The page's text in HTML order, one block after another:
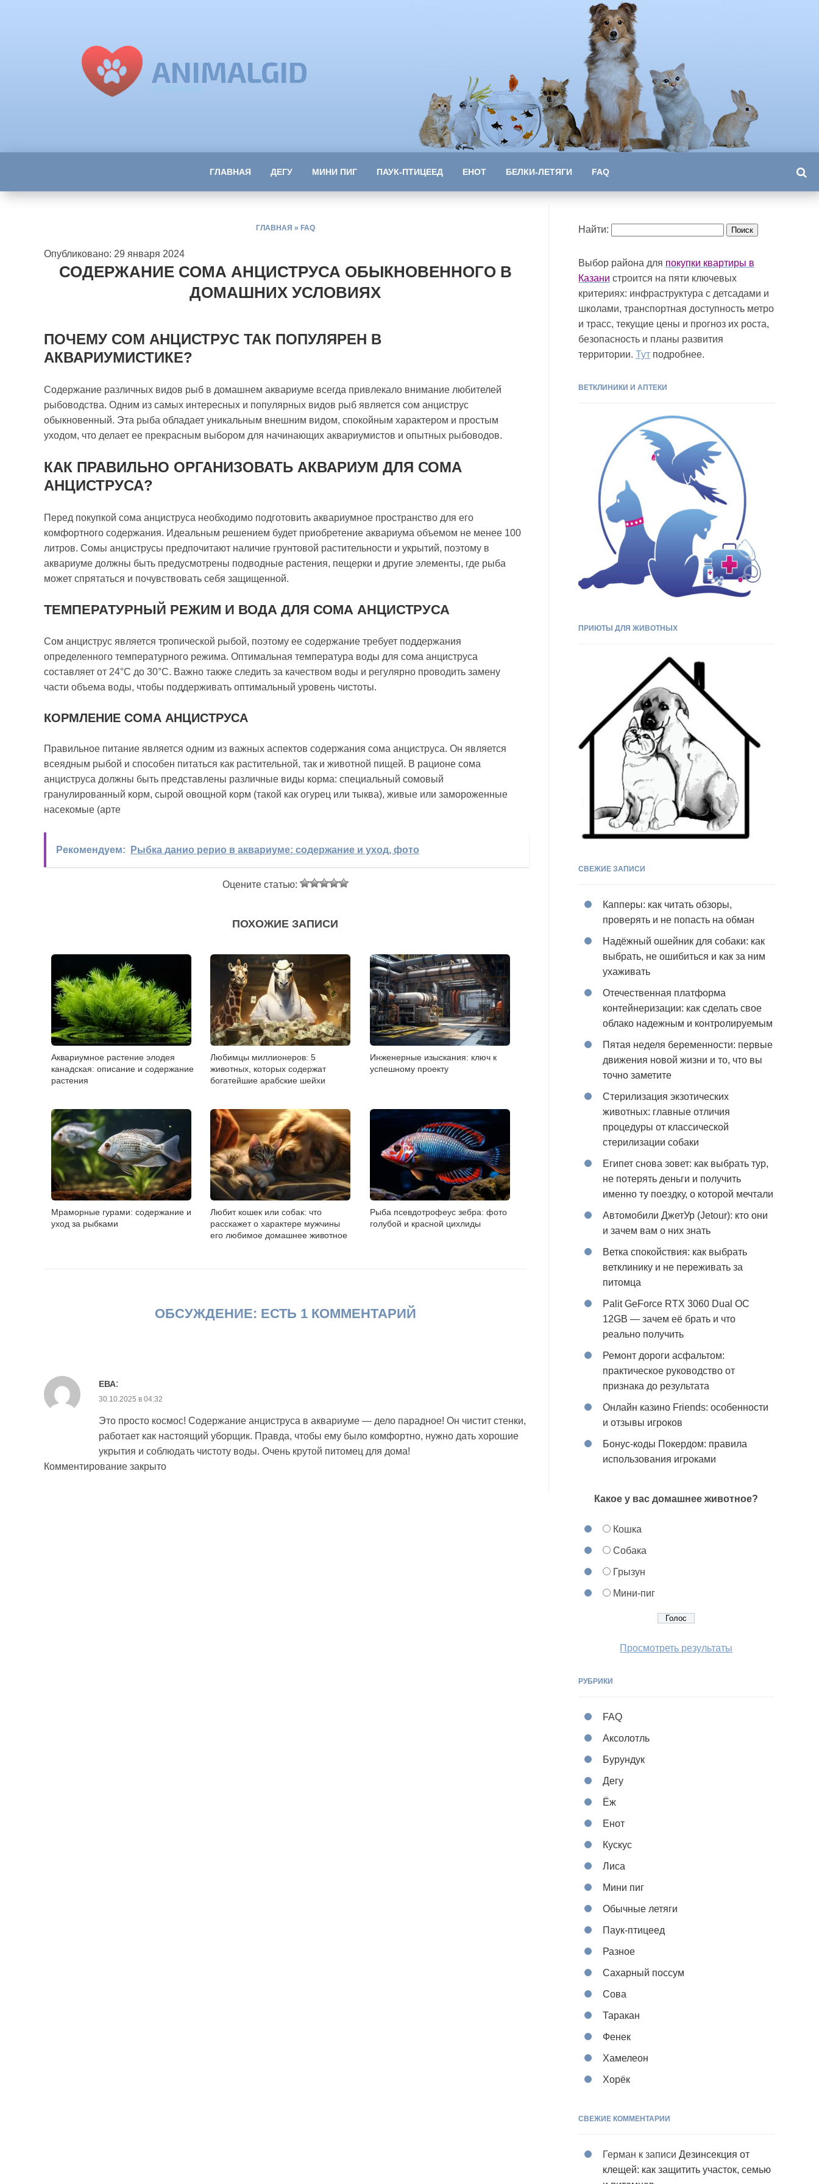
ANIMALGID
ANIMALGID
ГЛАВНАЯ ДЕГУ МИНИ ПИГ ПАУК-ПТИЦЕЕД ЕНОТ БЕЛКИ-ЛЕТЯГИ FAQ
ГЛАВНАЯ » FAQ
Опубликовано: 29 января 2024
СОДЕРЖАНИЕ СОМА АНЦИСТРУСА ОБЫКНОВЕННОГО В
ДОМАШНИХ УСЛОВИЯХ
ПОЧЕМУ СОМ АНЦИСТРУС ТАК ПОПУЛЯРЕН В
АКВАРИУМИСТИКЕ?
Содержание различных видов рыб в домашнем аквариуме всегда привлекало внимание любителей
рыбоводства. Одним из самых интересных и популярных видов рыб является сом анциструс
обыкновенный. Эта рыба обладает уникальным внешним видом, спокойным характером и простым
уходом, что делает ее прекрасным выбором для начинающих аквариумистов и опытных рыбоводов.
КАК ПРАВИЛЬНО ОРГАНИЗОВАТЬ АКВАРИУМ ДЛЯ СОМА
АНЦИСТРУСА?
Перед покупкой сома анциструса необходимо подготовить аквариумное пространство для его
комфортного содержания. Идеальным решением будет приобретение аквариума объемом не менее 100
литров. Сомы анциструсы предпочитают наличие грунтовой растительности и укрытий, поэтому в
аквариуме должны быть предусмотрены подводные растения, пещерки и другие элементы, где рыба
может спрятаться и почувствовать себя защищенной.
ТЕМПЕРАТУРНЫЙ РЕЖИМ И ВОДА ДЛЯ СОМА АНЦИСТРУСА
Сом анциструс является тропической рыбой, поэтому ее содержание требует поддержания
определенного температурного режима. Оптимальная температура воды для сома анциструса
составляет от 24°C до 30°C. Важно также следить за качеством воды и регулярно проводить замену
части объема воды, чтобы поддерживать оптимальный уровень чистоты.
КОРМЛЕНИЕ СОМА АНЦИСТРУСА
Правильное питание является одним из важных аспектов содержания сома анциструса. Он является
всеядным рыбой и способен питаться как растительной, так и животной пищей. В рационе сома
анциструса должны быть представлены различные виды корма: специальный сомовый
гранулированный корм, сырой овощной корм (такой как огурец или тыква), живые или замороженные
насекомые (арте
Рекомендуем: Рыбка данио рерио в аквариуме: содержание и уход, фото
Оцените статью:
ПОХОЖИЕ ЗАПИСИ
Аквариумное растение элодея
канадская: описание и содержание
растения
Любимцы миллионеров: 5
животных, которых содержат
богатейшие арабские шейхи
Инженерные изыскания: ключ к
успешному проекту
Мраморные гурами: содержание и
уход за рыбками
Любит кошек или собак: что
расскажет о характере мужчины
его любимое домашнее животное
Рыба псевдотрофеус зебра: фото
голубой и красной цихлиды
ОБСУЖДЕНИЕ: ЕСТЬ 1 КОММЕНТАРИЙ
ЕВА:
30.10.2025 в 04:32
Это просто космос! Содержание анциструса в аквариуме — дело парадное! Он чистит стенки,
работает как настоящий уборщик. Правда, чтобы ему было комфортно, нужно дать хорошие
укрытия и соблюдать чистоту воды. Очень крутой питомец для дома!
Комментирование закрыто
Найти:
Выбор района для покупки квартиры в
Казани строится на пяти ключевых
критериях: инфраструктура с детсадами и
школами, транспортная доступность метро
и трасс, текущие цены и прогноз их роста,
безопасность и планы развития
территории. Тут подробнее.
ВЕТКЛИНИКИ И АПТЕКИ
ПРИЮТЫ ДЛЯ ЖИВОТНЫХ
СВЕЖИЕ ЗАПИСИ
Капперы: как читать обзоры,
проверять и не попасть на обман
Надёжный ошейник для собаки: как
выбрать, не ошибиться и как за ним
ухаживать
Отечественная платформа
контейнеризации: как сделать свое
облако надежным и контролируемым
Пятая неделя беременности: первые
движения новой жизни и то, что вы
точно заметите
Стерилизация экзотических
животных: главные отличия
процедуры от классической
стерилизации собаки
Египет снова зовет: как выбрать тур,
не потерять деньги и получить
именно ту поездку, о которой мечтали
Автомобили ДжетУр (Jetour): кто они
и зачем вам о них знать
Ветка спокойствия: как выбрать
ветклинику и не переживать за
питомца
Palit GeForce RTX 3060 Dual OC
12GB — зачем её брать и что
реально получить
Ремонт дороги асфальтом:
практическое руководство от
признака до результата
Онлайн казино Friends: особенности
и отзывы игроков
Бонус-коды Покердом: правила
использования игроками
Какое у вас домашнее животное?
Кошка
Собака
Грызун
Мини-пиг
Просмотреть результаты
РУБРИКИ
FAQ
Аксолотль
Бурундук
Дегу
Ёж
Енот
Кускус
Лиса
Мини пиг
Обычные летяги
Паук-птицеед
Разное
Сахарный поссум
Сова
Таракан
Фенек
Хамелеон
Хорёк
СВЕЖИЕ КОММЕНТАРИИ
Герман к записи Дезинсекция от
клещей: как защитить участок, семью